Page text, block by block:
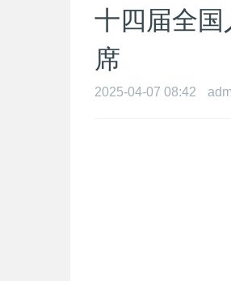
十四届全
席
2025-04-07 08:42